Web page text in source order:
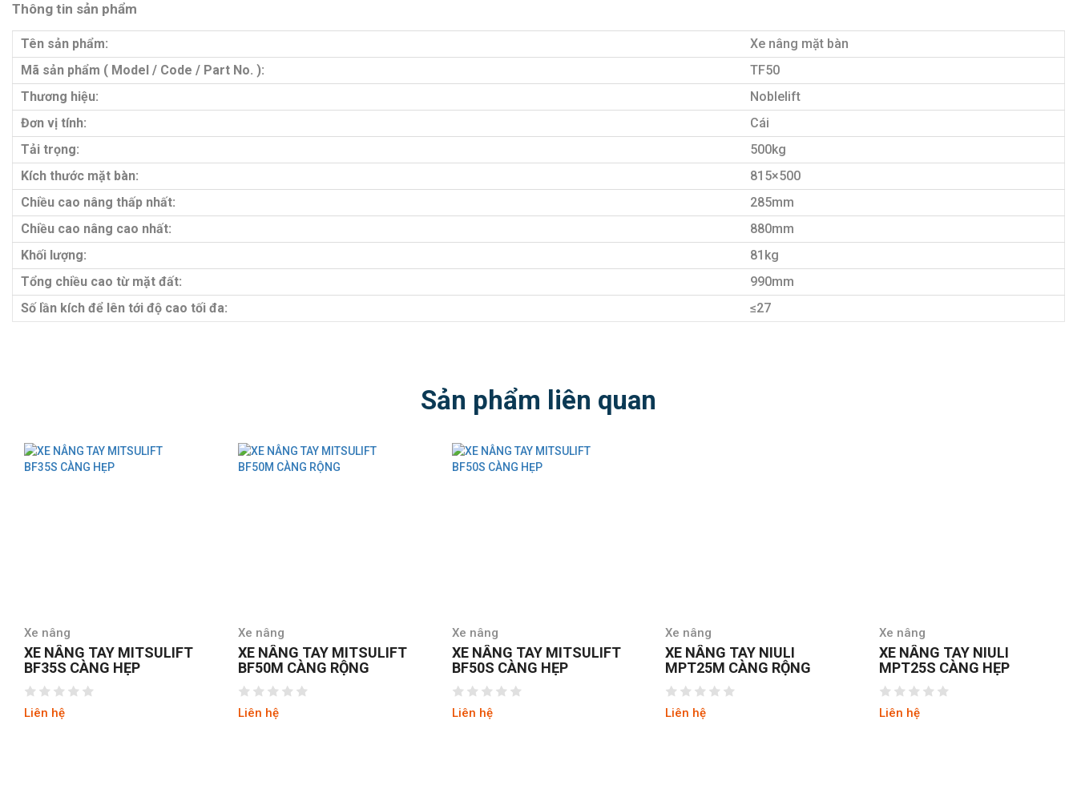
Thông tin sản phẩm
Tên sản phẩm:
Xe nâng mặt bàn
Mã sản phẩm ( Model / Code / Part No. ):
TF50
Thương hiệu:
Noblelift
Đơn vị tính:
Cái
Tải trọng:
500kg
Kích thước mặt bàn:
815×500
Chiều cao nâng thấp nhất:
285mm
Chiều cao nâng cao nhất:
880mm
Khối lượng:
81kg
Tổng chiều cao từ mặt đất:
990mm
Số lần kích để lên tới độ cao tối đa:
≤27
Sản phẩm liên quan
Xe nâng
XE NÂNG TAY MITSULIFT
BF35S CÀNG HẸP
Liên hệ
Xe nâng
XE NÂNG TAY MITSULIFT
BF50M CÀNG RỘNG
Liên hệ
Xe nâng
XE NÂNG TAY MITSULIFT
BF50S CÀNG HẸP
Liên hệ
Xe nâng
XE NÂNG TAY NIULI
MPT25M CÀNG RỘNG
Liên hệ
Xe nâng
XE NÂNG TAY NIULI
MPT25S CÀNG HẸP
Liên hệ